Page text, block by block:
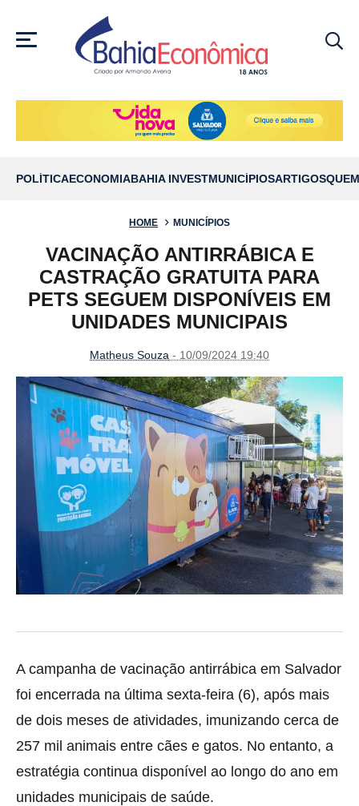
MENU
POLÍTICAECONOMIABAHIA INVESTMUNICÍPIOSARTIGOS
HOME MUNICÍPIOS
VACINAÇÃO ANTIRRÁBICA E
CASTRAÇÃO GRATUITA PARA
PETS SEGUEM DISPONÍVEIS EM
UNIDADES MUNICIPAIS
Matheus Souza - 10/09/2024 19:40
A campanha de vacinação antirrábica em Salvador
foi encerrada na última sexta-feira (6), após mais
de dois meses de atividades, imunizando cerca de
257 mil animais entre cães e gatos. No entanto, a
estratégia continua disponível ao longo do ano em
unidades municipais de saúde.